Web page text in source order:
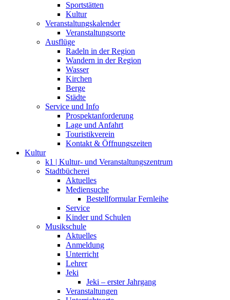
Sportstätten
Kultur
Veranstaltungskalender
Veranstaltungsorte
Ausflüge
Radeln in der Region
Wandern in der Region
Wasser
Kirchen
Berge
Städte
Service und Info
Prospektanforderung
Lage und Anfahrt
Touristikverein
Kontakt & Öffnungszeiten
Kultur
k1 | Kultur- und Veranstaltungszentrum
Stadtbücherei
Aktuelles
Mediensuche
Bestellformular Fernleihe
Service
Kinder und Schulen
Musikschule
Aktuelles
Anmeldung
Unterricht
Lehrer
Jeki
Jeki – erster Jahrgang
Veranstaltungen